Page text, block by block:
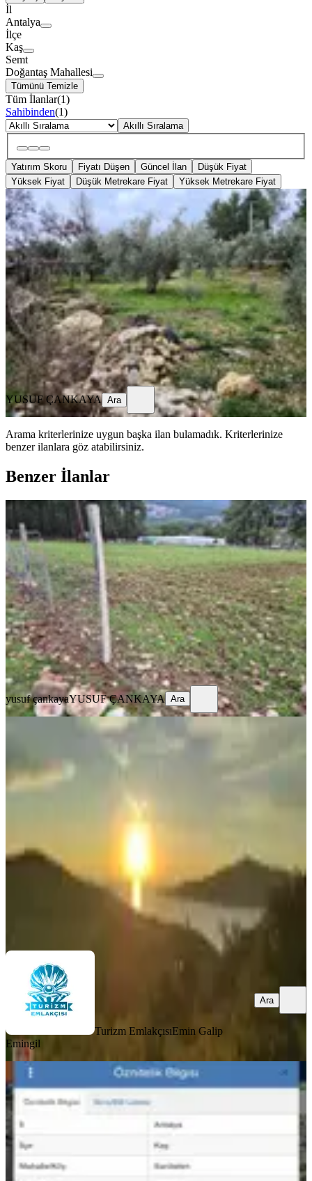
İl
Antalya
İlçe
Kaş
Semt
Doğantaş Mahallesi
Tümünü Temizle
Tüm İlanlar(1)
Sahibinden(1)
Akıllı Sıralama
Yatırım Skoru Fiyatı Düşen Güncel İlan
Düşük Fiyat
Yüksek Fiyat
Düşük Metrekare Fiyat Yüksek Metrekare Fiyat
YOLA YAKIN
Sahibinden 1700 M2 Kaş'ta Arsa Köy
İçerisinde Huzur Arayanlara
Kaş, Doğantaş Mahallesi
1700 m²· Elektrik Hattı, Parselli +4·1.471/m²·
30.05.2022
2.500.000 ₺
YUSUF ÇANKAYA
Ara
YUSUF ÇANKAYA Ara
Arama kriterlerinize uygun başka ilan bulamadık. Kriterlerinize
benzer ilanlara göz atabilirsiniz.
Benzer İlanlar
Sahibinden Sahibinden Kaş Doğantaş
Mahallesi Tek Tapu 5800 M2
Kaş, Doğantaş Mahallesi
5800 m² ·431/m²·24.06.2025
2.500.000 ₺
yusuf çankaya YUSUF ÇANKAYA
Ara
yusuf çankayaYUSUF ÇANKAYA Ara
Antalya Kaş Bezirgan'da Deniz
Manzaralı,villa Bölgesinde, Yatırımlık
Satılık Arsa..
Kaş, Bezirgan Mahallesi
Emin Galip Emingil
Turizm EmlakçısıEmin Galip
Emingil
Ara
Antalya Kaş Sarıbelen Satılık (875 )
Metre Kare Tarla
Kaş, Sarıbelen Mahallesi
2.800/m²·